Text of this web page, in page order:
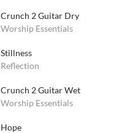
Crunch 2 Guitar Dry
Worship Essentials
Stillness
Reflection
Crunch 2 Guitar Wet
Worship Essentials
Hope